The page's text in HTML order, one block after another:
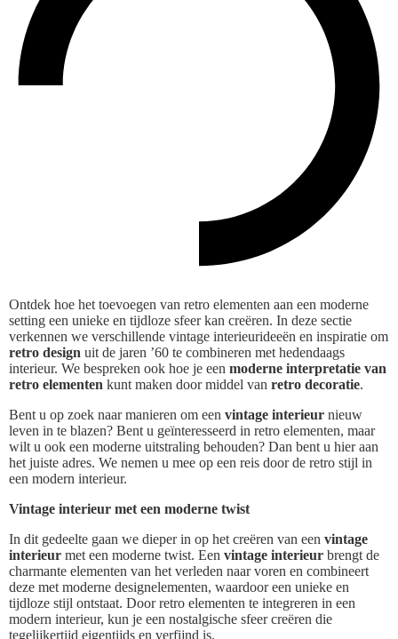
Ontdek hoe het toevoegen van retro elementen aan een moderne
setting een unieke en tijdloze sfeer kan creëren. In deze sectie
verkennen we verschillende vintage interieurideeën en inspiratie om
retro design uit de jaren ’60 te combineren met hedendaags
interieur. We bespreken ook hoe je een moderne interpretatie van
retro elementen kunt maken door middel van retro decoratie.
Bent u op zoek naar manieren om een vintage interieur nieuw
leven in te blazen? Bent u geïnteresseerd in retro elementen, maar
wilt u ook een moderne uitstraling behouden? Dan bent u hier aan
het juiste adres. We nemen u mee op een reis door de retro stijl in
een modern interieur.
Vintage interieur met een moderne twist
In dit gedeelte gaan we dieper in op het creëren van een vintage
interieur met een moderne twist. Een vintage interieur brengt de
charmante elementen van het verleden naar voren en combineert
deze met moderne designelementen, waardoor een unieke en
tijdloze stijl ontstaat. Door retro elementen te integreren in een
modern interieur, kun je een nostalgische sfeer creëren die
tegelijkertijd eigentijds en verfijnd is.